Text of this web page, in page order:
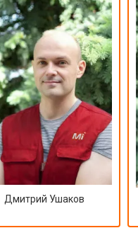
от 70 мин
Дмитрий Ушаков